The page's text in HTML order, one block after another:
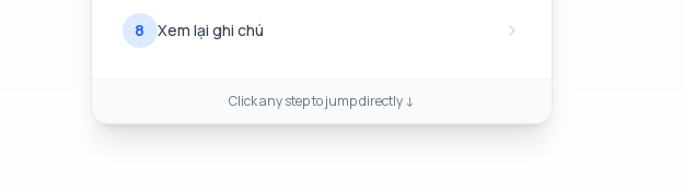
8 Xem lại ghi chú
Click any step to jump directly ↓